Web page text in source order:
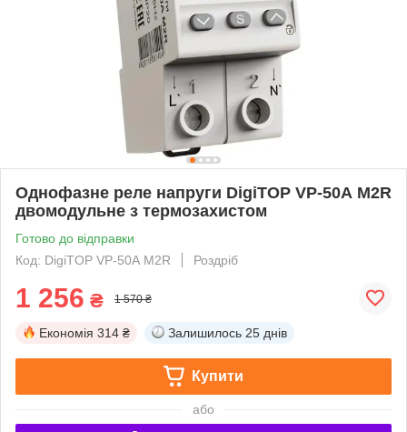
Однофазне реле напруги DigiTOP VP-50А M2R
двомодульне з термозахистом
Готово до відправки
Код: DigiTOP VP-50А M2R
Роздріб
1 256 ₴ 1 570 ₴
Економія 314 ₴ Залишилось 25 днів
Купити
або